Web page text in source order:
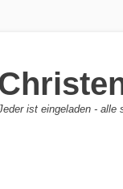
ist eingeladen - alle